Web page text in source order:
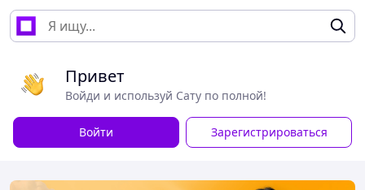
Привет
Войди и используй Сату по полной!
Войти Зарегистрироваться